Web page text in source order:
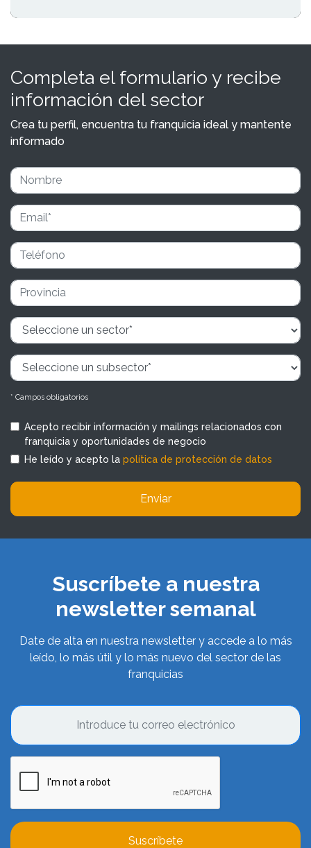
Completa el formulario y recibe
información del sector
Crea tu perfil, encuentra tu franquicia ideal y mantente
informado
* Campos obligatorios
Acepto recibir información y mailings relacionados con
franquicia y oportunidades de negocio
He leído y acepto la política de protección de datos
Enviar
Suscríbete a nuestra
newsletter semanal
Date de alta en nuestra newsletter y accede a lo más
leído, lo más útil y lo más nuevo del sector de las
franquicias
Suscríbete